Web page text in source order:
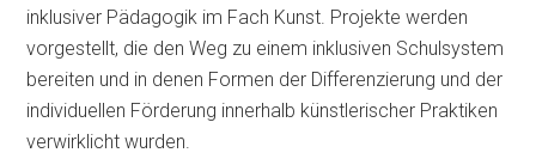
inklusiver Pädagogik im Fach Kunst. Projekte werden
vorgestellt, die den Weg zu einem inklusiven Schulsystem
bereiten und in denen Formen der Differenzierung und der
individuellen Förderung innerhalb künstlerischer Praktiken
verwirklicht wurden.